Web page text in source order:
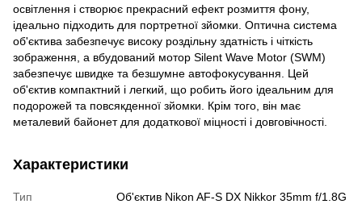
освітлення і створює прекрасний ефект розмиття фону,
ідеально підходить для портретної зйомки. Оптична система
об'єктива забезпечує високу роздільну здатність і чіткість
зображення, а вбудований мотор Silent Wave Motor (SWM)
забезпечує швидке та безшумне автофокусування. Цей
об'єктив компактний і легкий, що робить його ідеальним для
подорожей та повсякденної зйомки. Крім того, він має
металевий байонет для додаткової міцності і довговічності.
Характеристики
Тип
Об'єктив Nikon AF-S DX Nikkor 35mm f/1.8G